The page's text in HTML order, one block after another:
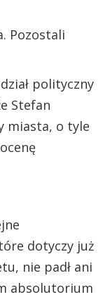
Pozostali
polityczny
Stefan
miasta, o tyle
dotyczy już
nie padł ani
absolutorium